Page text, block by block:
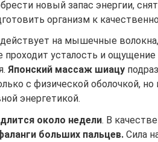
новый запас энергии,
организм к
на мышечные
проходит усталость и
Японский массаж шиацу
с физической оболочкой, но
энергетикой.
около недели. В
больших пальцев. Сила